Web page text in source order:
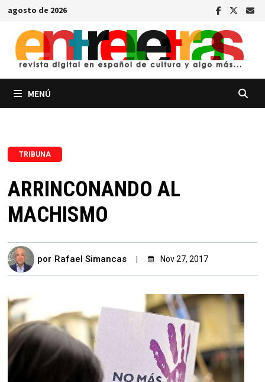
Saltar
contenido
agosto de 2026
MENÚ
TRIBUNA
ARRINCONANDO AL
MACHISMO
por Rafael Simancas Nov 27, 2017